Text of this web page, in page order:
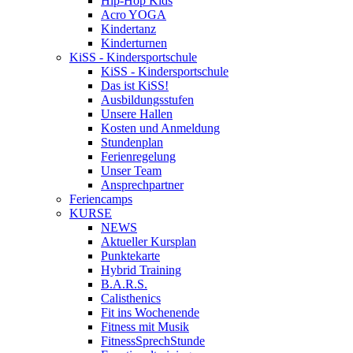
Acro YOGA
Kindertanz
Kinderturnen
KiSS - Kindersportschule
KiSS - Kindersportschule
Das ist KiSS!
Ausbildungsstufen
Unsere Hallen
Kosten und Anmeldung
Stundenplan
Ferienregelung
Unser Team
Ansprechpartner
Feriencamps
KURSE
NEWS
Aktueller Kursplan
Punktekarte
Hybrid Training
B.A.R.S.
Calisthenics
Fit ins Wochenende
Fitness mit Musik
FitnessSprechStunde